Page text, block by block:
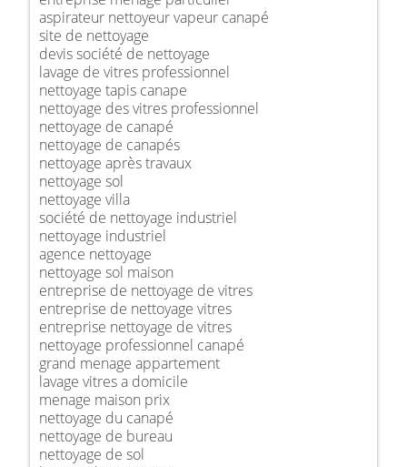
aspirateur nettoyeur vapeur canapé
site de nettoyage
devis société de nettoyage
lavage de vitres professionnel
nettoyage tapis canape
nettoyage des vitres professionnel
nettoyage de canapé
nettoyage de canapés
nettoyage après travaux
nettoyage sol
nettoyage villa
société de nettoyage industriel
nettoyage industriel
agence nettoyage
nettoyage sol maison
entreprise de nettoyage de vitres
entreprise de nettoyage vitres
entreprise nettoyage de vitres
nettoyage professionnel canapé
grand menage appartement
lavage vitres a domicile
menage maison prix
nettoyage du canapé
nettoyage de bureau
nettoyage de sol